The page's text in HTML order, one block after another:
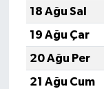
18 Ağu Sal
19 Ağu Çar
20 Ağu Per
21 Ağu Cum